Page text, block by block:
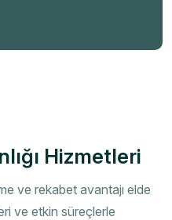
Hizmetleri
ve rekabet avantajı elde
ve etkin süreçlerle